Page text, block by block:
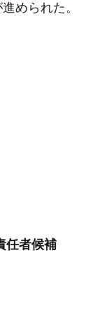
められた。
任者候補